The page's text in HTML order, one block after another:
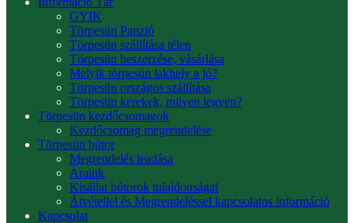
GYIK
Törpesün Panzió
Törpesün szállítása télen
Törpesün beszerzése, vásárlása
Melyik törpesün lakhely a jó?
Törpesün országos szállítása
Törpesün kerekek, milyen legyen?
Törpesün kezdőcsomagok
Kezdőcsomag megrendelése
Törpesün bútor
Megrendelés leadása
Áraink
Kisállat bútorok tulajdonságai
Átvétellel és Megrendeléssel kapcsolatos információ
Kapcsolat